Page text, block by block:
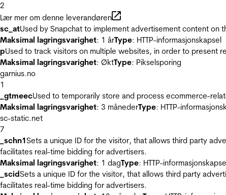
2
Lær mer om denne leverandøren
sc_atUsed by Snapchat to implement advertisement content
Maksimal lagringsvarighet: 1 årType: HTTP-informasjonskapsel
pUsed to track visitors on multiple websites, in order to present
Maksimal lagringsvarighet: ØktType: Pikselsporing
garnius.no
1
_gtmeecUsed to temporarily store and process ecommerce-
Maksimal lagringsvarighet: 3 månederType: HTTP-
sc-static.net
7
_schn1Sets a unique ID for the visitor, that allows third party
facilitates real-time bidding for advertisers.
Maksimal lagringsvarighet: 1 dagType: HTTP-
_scidSets a unique ID for the visitor, that allows third party
facilitates real-time bidding for advertisers.